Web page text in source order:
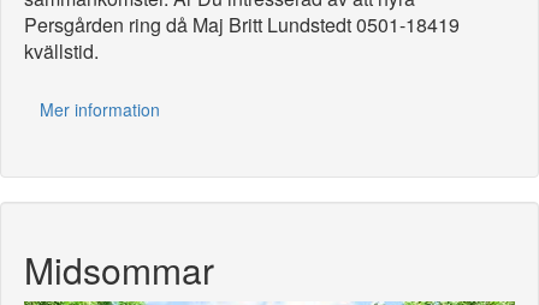
Persgården ring då Maj Britt Lundstedt 0501-18419
kvällstid.
Mer information
Midsommar